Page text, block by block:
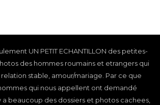
UN PETIT ECHANTILLON des petites-
des hommes roumains et etrangers qui
stable, amour/mariage. Par ce que
qui nous appellent ont demandé
beaucoup des dossiers et photos cachees,